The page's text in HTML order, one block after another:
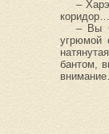
–
– Вы
угрюмой
бантом,